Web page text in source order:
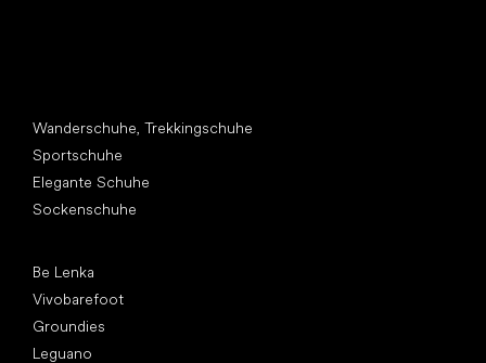
Wanderschuhe, Trekkingschuhe
Sportschuhe
Elegante Schuhe
Sockenschuhe
Be Lenka
Vivobarefoot
Groundies
Leguano